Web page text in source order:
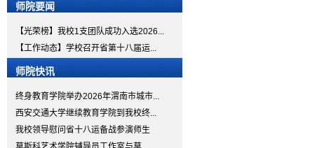
师院要闻
【光荣榜】我校1支团队成功入选2026...
【工作动态】学校召开省第十八届运...
师院快讯
终身教育学院举办2026年渭南市城市...
西安交通大学继续教育学院到我校终...
我校领导慰问省十八运备战参演师生